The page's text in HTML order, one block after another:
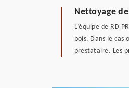
Nettoyage
L’équipe de RD
bois. Dans le cas
prestataire. Les